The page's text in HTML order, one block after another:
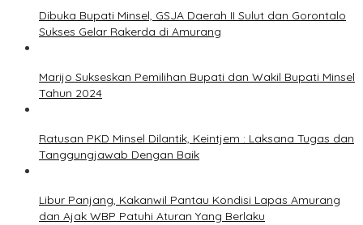
Dibuka Bupati Minsel, GSJA Daerah II Sulut dan Gorontalo
Sukses Gelar Rakerda di Amurang
Marijo Sukseskan Pemilihan Bupati dan Wakil Bupati Minsel
Tahun 2024
Ratusan PKD Minsel Dilantik, Keintjem : Laksana Tugas dan
Tanggungjawab Dengan Baik
Libur Panjang, Kakanwil Pantau Kondisi Lapas Amurang
dan Ajak WBP Patuhi Aturan Yang Berlaku